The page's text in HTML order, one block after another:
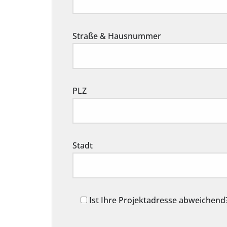
Straße & Hausnummer
PLZ
Stadt
Ist Ihre Projektadresse